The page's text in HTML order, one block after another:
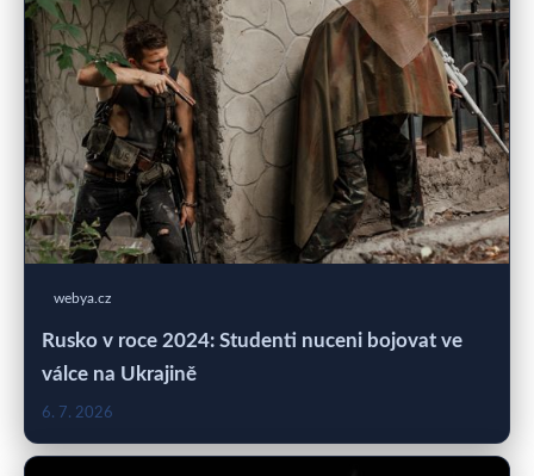
webya.cz
Rusko v roce 2024: Studenti nuceni bojovat ve
válce na Ukrajině
6. 7. 2026